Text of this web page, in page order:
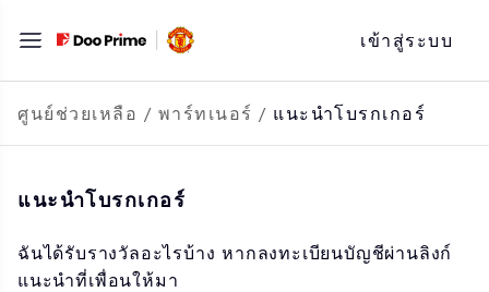
ไป
ที่
เนื้อหา
เข้าสู่ระบบ
ศูนย์ช่วยเหลือ / พาร์ทเนอร์ / แนะนำโบรกเกอร์
แนะนำโบรกเกอร์
ฉันได้รับรางวัลอะไรบ้าง หากลงทะเบียนบัญชีผ่านลิงก์
แนะนำที่เพื่อนให้มา